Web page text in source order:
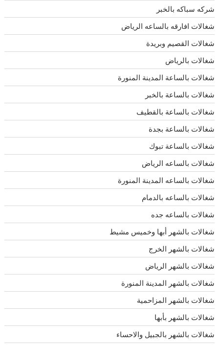
شركه سباكه بالخبر
شغالات افارقه بالساعه الرياض
شغالات القصيم وبريدة
شغالات بالرياض
شغالات بالساعة المدينة المنورة
شغالات بالساعة بالخبر
شغالات بالساعة بالقطيف
شغالات بالساعة بجدة
شغالات بالساعة تبوك
شغالات بالساعه الرياض
شغالات بالساعه المدينة المنورة
شغالات بالساعه بالدمام
شغالات بالساعه جده
شغالات بالشهر أبها وخميس مشيط
شغالات بالشهر الخرج
شغالات بالشهر الرياض
شغالات بالشهر المدينة المنورة
شغالات بالشهر المزاحمية
شغالات بالشهر بأبها
شغالات بالشهر بالجبيل والاحساء